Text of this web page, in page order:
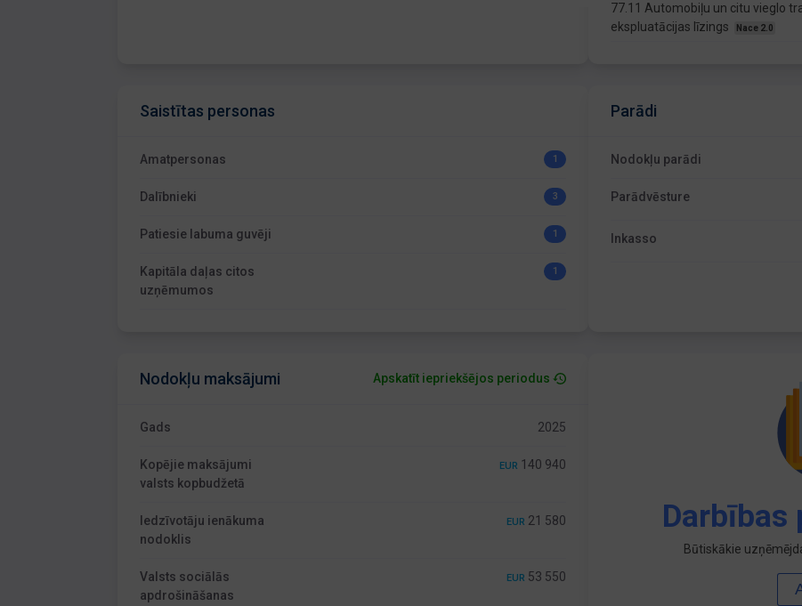
77.11 Automobiļu un citu vieglo
ekspluatācijas līzings
Nace 2.0
Saistītas personas
Amatpersonas 1
Dalībnieki 3
Patiesie labuma guvēji 1
Kapitāla daļas citos
uzņēmumos
1
Parādi
Nodokļu parādi
Parādvēsture
Inkasso
Nodokļu maksājumi Apskatīt iepriekšējos periodus
Gads 2025
Kopējie maksājumi
valsts kopbudžetā
EUR 140 940
Iedzīvotāju ienākuma
nodoklis
EUR 21 580
Valsts sociālās
apdrošināšanas
EUR 53 550
Darbības
Būtiskākie